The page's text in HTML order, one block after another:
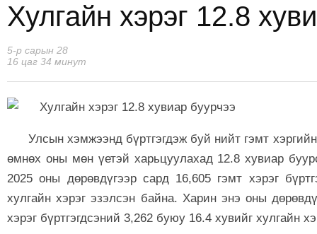
Хулгайн хэрэг 12.8
5-р сарын 28
16 цаг 34 минут
Улсын хэмжээнд бүртгэгдэж буй нийт гэмт
өмнөх оны мөн үетэй харьцуулахад 12.8 хувиар
2025 оны дөрөвдүгээр сард 16,605 гэмт хэрэг
хулгайн хэрэг эзэлсэн байна. Харин энэ оны
хэрэг бүртгэгдсэний 3,262 буюу 16.4 хувийг хулгайн